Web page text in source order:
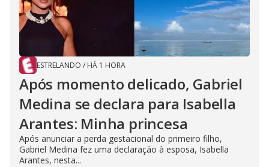
ESTRELANDO / HÁ 1 HORA
Após momento delicado, Gabriel
Medina se declara para Isabella
Arantes: Minha princesa
Após anunciar a perda gestacional do primeiro filho,
Gabriel Medina fez uma declaração à esposa, Isabella
Arantes, nesta...